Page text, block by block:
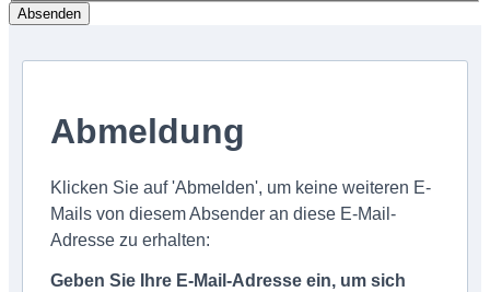
Abmeldung
Klicken Sie auf 'Abmelden', um keine weiteren E-
Mails von diesem Absender an diese E-Mail-
Adresse zu erhalten:
Geben Sie Ihre E-Mail-Adresse ein, um sich